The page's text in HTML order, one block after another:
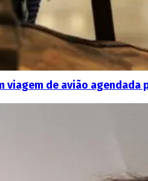
viagem de avião